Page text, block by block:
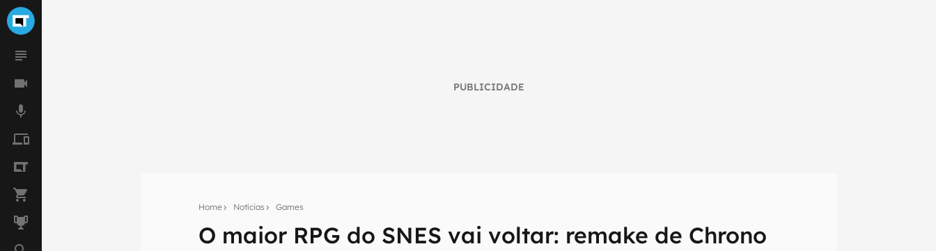
PUBLICIDADE
Home Notícias Games
O maior RPG do SNES vai voltar: remake de Chrono
Seu resumo inteligente do mundo tech!